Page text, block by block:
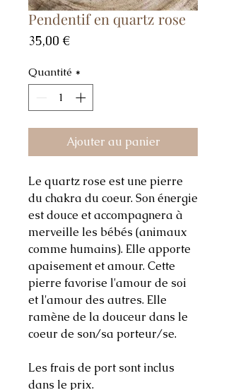
Pendentif en quartz rose
35,00 €Prix
Quantité *
Ajouter au panier
Le quartz rose est une pierre
du chakra du coeur. Son énergie
est douce et accompagnera à
merveille les bébés (animaux
comme humains). Elle apporte
apaisement et amour. Cette
pierre favorise l'amour de soi
et l'amour des autres. Elle
ramène de la douceur dans le
coeur de son/sa porteur/se.
Les frais de port sont inclus
dans le prix.